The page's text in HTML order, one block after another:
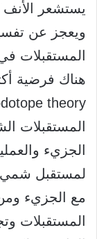
يستشعر
ويعجز عن
المستقبلات
هناك فرضية
المستقبلات
الجزيء
لمستقبل شمي
مع الجزيء
المستقبلات